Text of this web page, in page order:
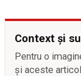
Context și
Pentru o
și aceste